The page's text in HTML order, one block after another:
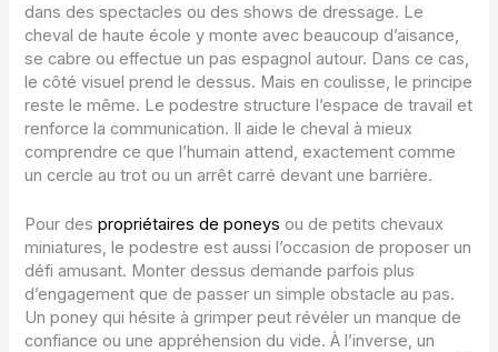
dans des spectacles ou des shows de dressage. Le
cheval de haute école y monte avec beaucoup d’aisance,
se cabre ou effectue un pas espagnol autour. Dans ce cas,
le côté visuel prend le dessus. Mais en coulisse, le principe
reste le même. Le podestre structure l’espace de travail et
renforce la communication. Il aide le cheval à mieux
comprendre ce que l’humain attend, exactement comme
un cercle au trot ou un arrêt carré devant une barrière.
Pour despropriétaires de poneys ou de petits chevaux
miniatures, le podestre est aussi l’occasion de proposer un
défi amusant. Monter dessus demande parfois plus
d’engagement que de passer un simple obstacle au pas.
Un poney qui hésite à grimper peut révéler un manque de
confiance ou une appréhension du vide. À l’inverse, un